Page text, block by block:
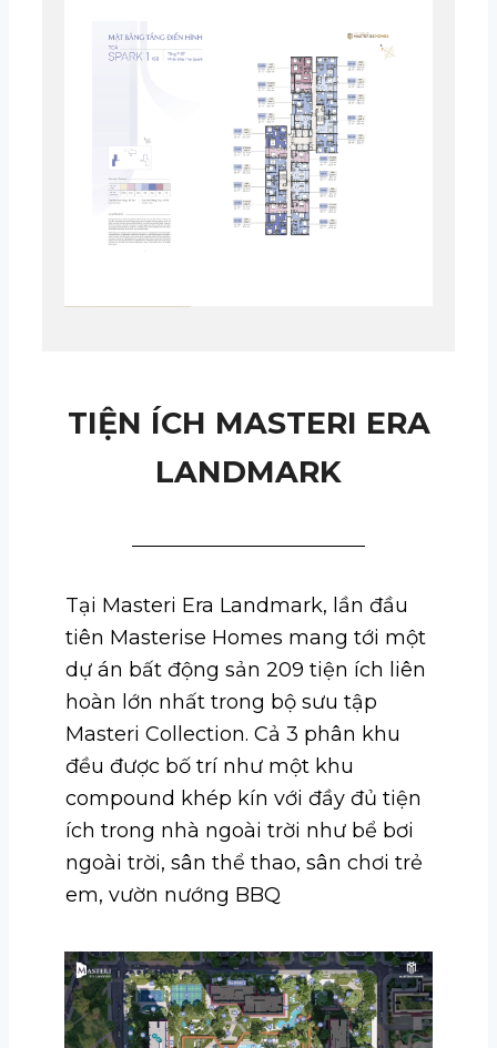
TIỆN ÍCH MASTERI ERA
LANDMARK
Tại Masteri Era Landmark, lần đầu
tiên Masterise Homes mang tới một
dự án bất động sản 209 tiện ích liên
hoàn lớn nhất trong bộ sưu tập
Masteri Collection. Cả 3 phân khu
đều được bố trí như một khu
compound khép kín với đầy đủ tiện
ích trong nhà ngoài trời như bể bơi
ngoài trời, sân thể thao, sân chơi trẻ
em, vườn nướng BBQ